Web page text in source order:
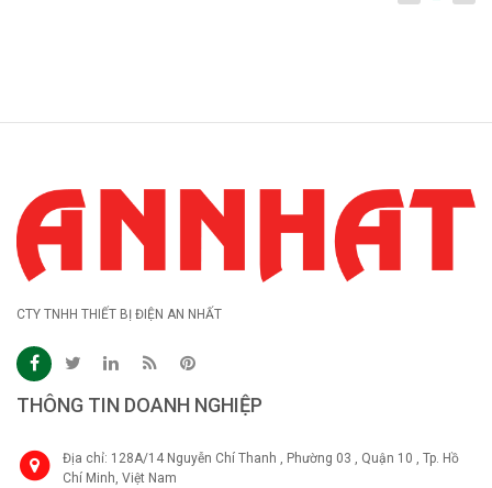
CTY TNHH THIẾT BỊ ĐIỆN AN NHẤT
THÔNG TIN DOANH NGHIỆP
Địa chỉ: 128A/14 Nguyễn Chí Thanh , Phường 03 , Quận 10 , Tp. Hồ
Chí Minh, Việt Nam